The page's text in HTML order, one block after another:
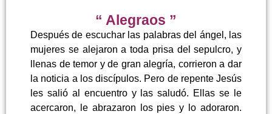
“ Alegraos ”
Después de escuchar las palabras del ángel, las
mujeres se alejaron a toda prisa del sepulcro, y
llenas de temor y de gran alegría, corrieron a dar
la noticia a los discípulos. Pero de repente Jesús
les salió al encuentro y las saludó. Ellas se le
acercaron, le abrazaron los pies y lo adoraron.